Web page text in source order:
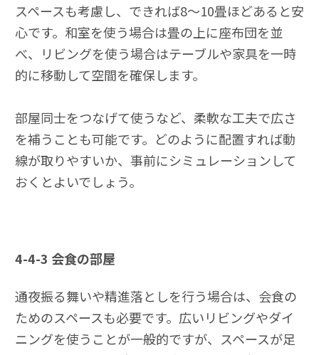
スペースも考慮し、できれば8〜10畳ほどあると安
心です。和室を使う場合は畳の上に座布団を並
べ、リビングを使う場合はテーブルや家具を一時
的に移動して空間を確保します。
部屋同士をつなげて使うなど、柔軟な工夫で広さ
を補うことも可能です。どのように配置すれば動
線が取りやすいか、事前にシミュレーションして
おくとよいでしょう。
4-4-3 会食の部屋
通夜振る舞いや精進落としを行う場合は、会食の
ためのスペースも必要です。広いリビングやダイ
ニングを使うことが一般的ですが、スペースが足